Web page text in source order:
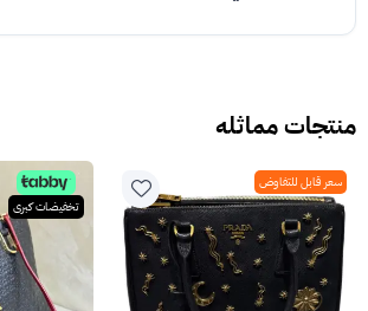
منتجات مماثله
سعر قابل للتفاوض
تخفيضات كبرى